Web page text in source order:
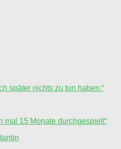
später nichts zu tun haben.“
mal 15 Monate durchgespielt“